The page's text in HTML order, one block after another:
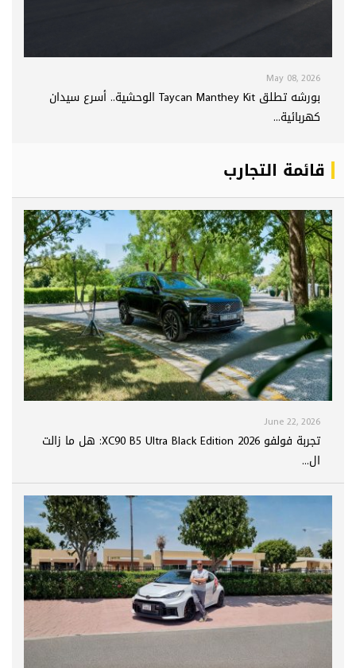
May 08, 2026
بورشه تطلق Taycan Manthey Kit الوحشية.. أسرع سيدان
كهربائية...
قائمة التجارب
June 22, 2026
تجربة فولفو XC90 B5 Ultra Black Edition 2026: هل ما زالت
ال...